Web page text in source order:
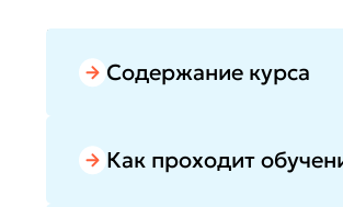
После обучения вы будете
повысите профессиональную
Содержание курса
Как проходит